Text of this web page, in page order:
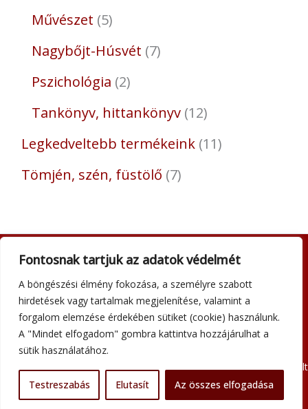
Fontosnak tartjuk az adatok védelmét
A böngészési élmény fokozása, a személyre szabott
hirdetések vagy tartalmak megjelenítése, valamint a
forgalom elemzése érdekében sütiket (cookie) használunk.
A "Mindet elfogadom" gombra kattintva hozzájárulhat a
sütik használatához.
Testreszabás Elutasít Az összes elfogadása
Művészet 5
Nagybőjt-Húsvét 7
Pszichológia 2
Tankönyv, hittankönyv 12
Legkedveltebb termékeink 11
Tömjén, szén, füstölő 7
Adatkezelési tájékoztató
Általános szerződési feltételek
Impresszum
Szállítási információk
Minden jog fenntartva © 2026 Szent Atanáz Könyv- és Kegytárgybolt
Budapest